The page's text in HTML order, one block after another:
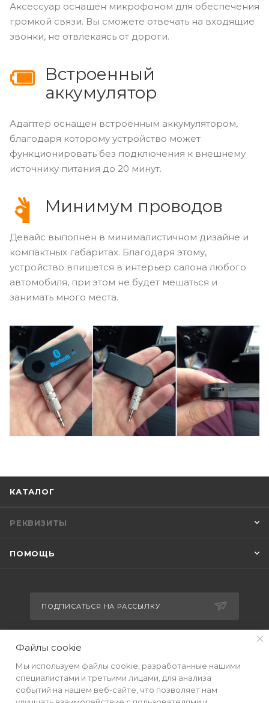
Аксессуар оснащен микрофоном для обеспечения
громкой связи. Вы сможете отвечать на входящие
звонки, не отвлекаясь от дороги.
Встроенный
аккумулятор
Адаптер оснащен встроенным аккумулятором,
благодаря которому устройство может
функционировать без подключения к внешнему
источнику питания до 20 минут.
Минимум проводов
Девайс выполнен в минималистичном дизайне и
компактных габаритах. Благодаря этому,
устройство впишется в интерьер салона любого
автомобиля, при этом не будет мешаться и
занимать много места.
КАТАЛОГ
РЕКВИЗИТЫ
ПОМОЩЬ
ПОДПИСАТЬСЯ НА РАССЫЛКУ
sales@mimall.ru
ТЦ «Савеловский», мобильный
Файлы cookie
Мы используем файлы cookie, разработанные нашими
специалистами и третьими лицами, для анализа
событий на нашем веб-сайте, что позволяет нам